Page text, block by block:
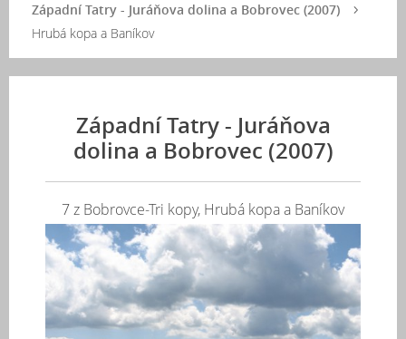
Západní Tatry - Juráňova dolina a Bobrovec (2007)
Hrubá kopa a Baníkov
Západní Tatry - Juráňova
dolina a Bobrovec (2007)
7 z Bobrovce-Tri kopy, Hrubá kopa a Baníkov